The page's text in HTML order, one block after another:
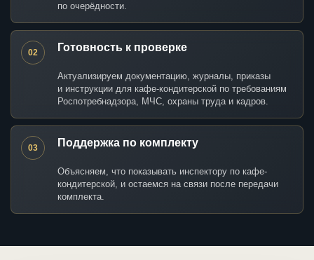
по очерёдности.
02 Готовность к проверке
Актуализируем документацию, журналы, приказы
и инструкции для кафе-кондитерской по требованиям
Роспотребнадзора, МЧС, охраны труда и кадров.
03 Поддержка по комплекту
Объясняем, что показывать инспектору по кафе-
кондитерской, и остаемся на связи после передачи
комплекта.